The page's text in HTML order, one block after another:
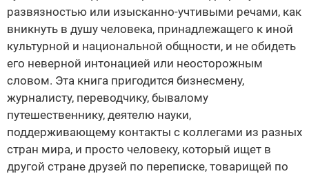
развязностью или изысканно-учтивыми речами, как
вникнуть в душу человека, принадлежащего к иной
культурной и национальной общности, и не обидеть
его неверной интонацией или неосторожным
словом. Эта книга пригодится бизнесмену,
журналисту, переводчику, бывалому
путешественнику, деятелю науки,
поддерживающему контакты с коллегами из разных
стран мира, и просто человеку, который ищет в
другой стране друзей по переписке, товарищей по